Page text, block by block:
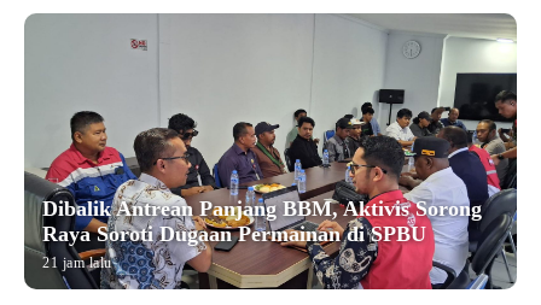
Dibalik Antrean Panjang BBM, Aktivis Sorong
Raya Soroti Dugaan Permainan di SPBU
21 jam lalu